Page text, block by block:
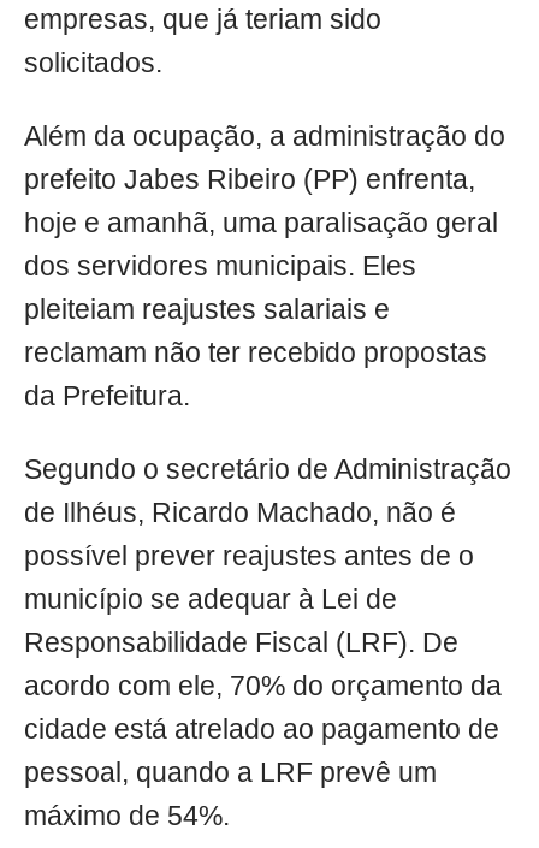
empresas, que já teriam sido
solicitados.
Além da ocupação, a administração do
prefeito Jabes Ribeiro (PP) enfrenta,
hoje e amanhã, uma paralisação geral
dos servidores municipais. Eles
pleiteiam reajustes salariais e
reclamam não ter recebido propostas
da Prefeitura.
Segundo o secretário de Administração
de Ilhéus, Ricardo Machado, não é
possível prever reajustes antes de o
município se adequar à Lei de
Responsabilidade Fiscal (LRF). De
acordo com ele, 70% do orçamento da
cidade está atrelado ao pagamento de
pessoal, quando a LRF prevê um
máximo de 54%.